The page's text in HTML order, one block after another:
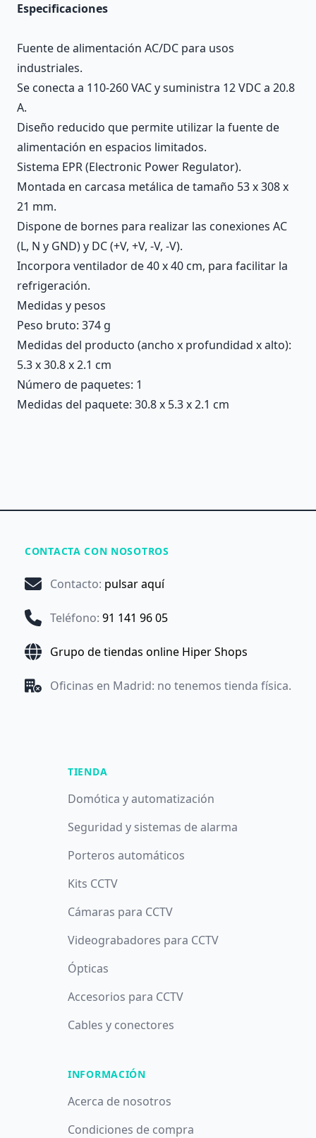
Especificaciones
Fuente de alimentación AC/DC para usos
industriales.
Se conecta a 110-260 VAC y suministra 12 VDC a 20.8
A.
Diseño reducido que permite utilizar la fuente de
alimentación en espacios limitados.
Sistema EPR (Electronic Power Regulator).
Montada en carcasa metálica de tamaño 53 x 308 x
21 mm.
Dispone de bornes para realizar las conexiones AC
(L, N y GND) y DC (+V, +V, -V, -V).
Incorpora ventilador de 40 x 40 cm, para facilitar la
refrigeración.
Medidas y pesos
Peso bruto: 374 g
Medidas del producto (ancho x profundidad x alto):
5.3 x 30.8 x 2.1 cm
Número de paquetes: 1
Medidas del paquete: 30.8 x 5.3 x 2.1 cm
CONTACTA CON NOSOTROS
Contacto: pulsar aquí
Teléfono: 91 141 96 05
Grupo de tiendas online Hiper Shops
Oficinas en Madrid: no tenemos tienda física.
TIENDA
Domótica y automatización
Seguridad y sistemas de alarma
Porteros automáticos
Kits CCTV
Cámaras para CCTV
Videograbadores para CCTV
Ópticas
Accesorios para CCTV
Cables y conectores
INFORMACIÓN
Acerca de nosotros
Condiciones de compra